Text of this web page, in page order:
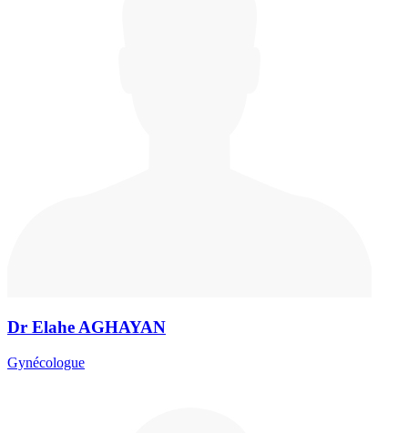
Dr Elahe AGHAYAN
Gynécologue